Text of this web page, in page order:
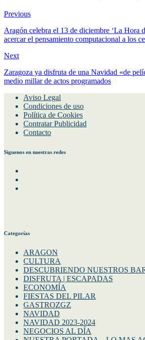
Previous
Aragón celebra el 13 de diciembre ‘La Hora
acercar el pensamiento computacional a los
Next
Zaragoza ya disfruta de una Navidad «de
medio millar de actos programados
Aviso Legal
Condiciones de uso
Política de Cookies
Contratar Publicidad
Contacto
Siguenos en nuestras redes
Categorías
ARAGON
CULTURA
DESCUBRIENDO NUESTROS
DISFRUTA | ESCAPADAS
ECONOMÍA
FIESTAS DEL PILAR
GASTROZGZ
NAVIDAD
NAVIDAD 2023-2024
NEGOCIOS AL DÍA